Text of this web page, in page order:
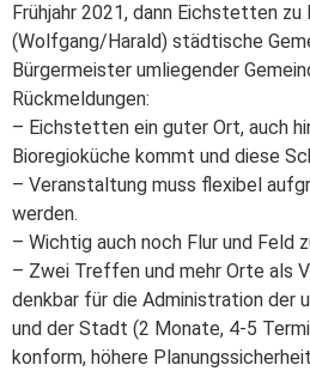
Frühjahr 2021, dann Eichstetten
(Wolfgang/Harald) städtische
Bürgermeister umliegender
Rückmeldungen:
– Eichstetten ein guter Ort, auch
Bioregioküche kommt und diese
– Veranstaltung muss flexibel
werden.
– Wichtig auch noch Flur und Feld
– Zwei Treffen und mehr Orte als
denkbar für die Administration der
und der Stadt (2 Monate, 4-5
konform, höhere